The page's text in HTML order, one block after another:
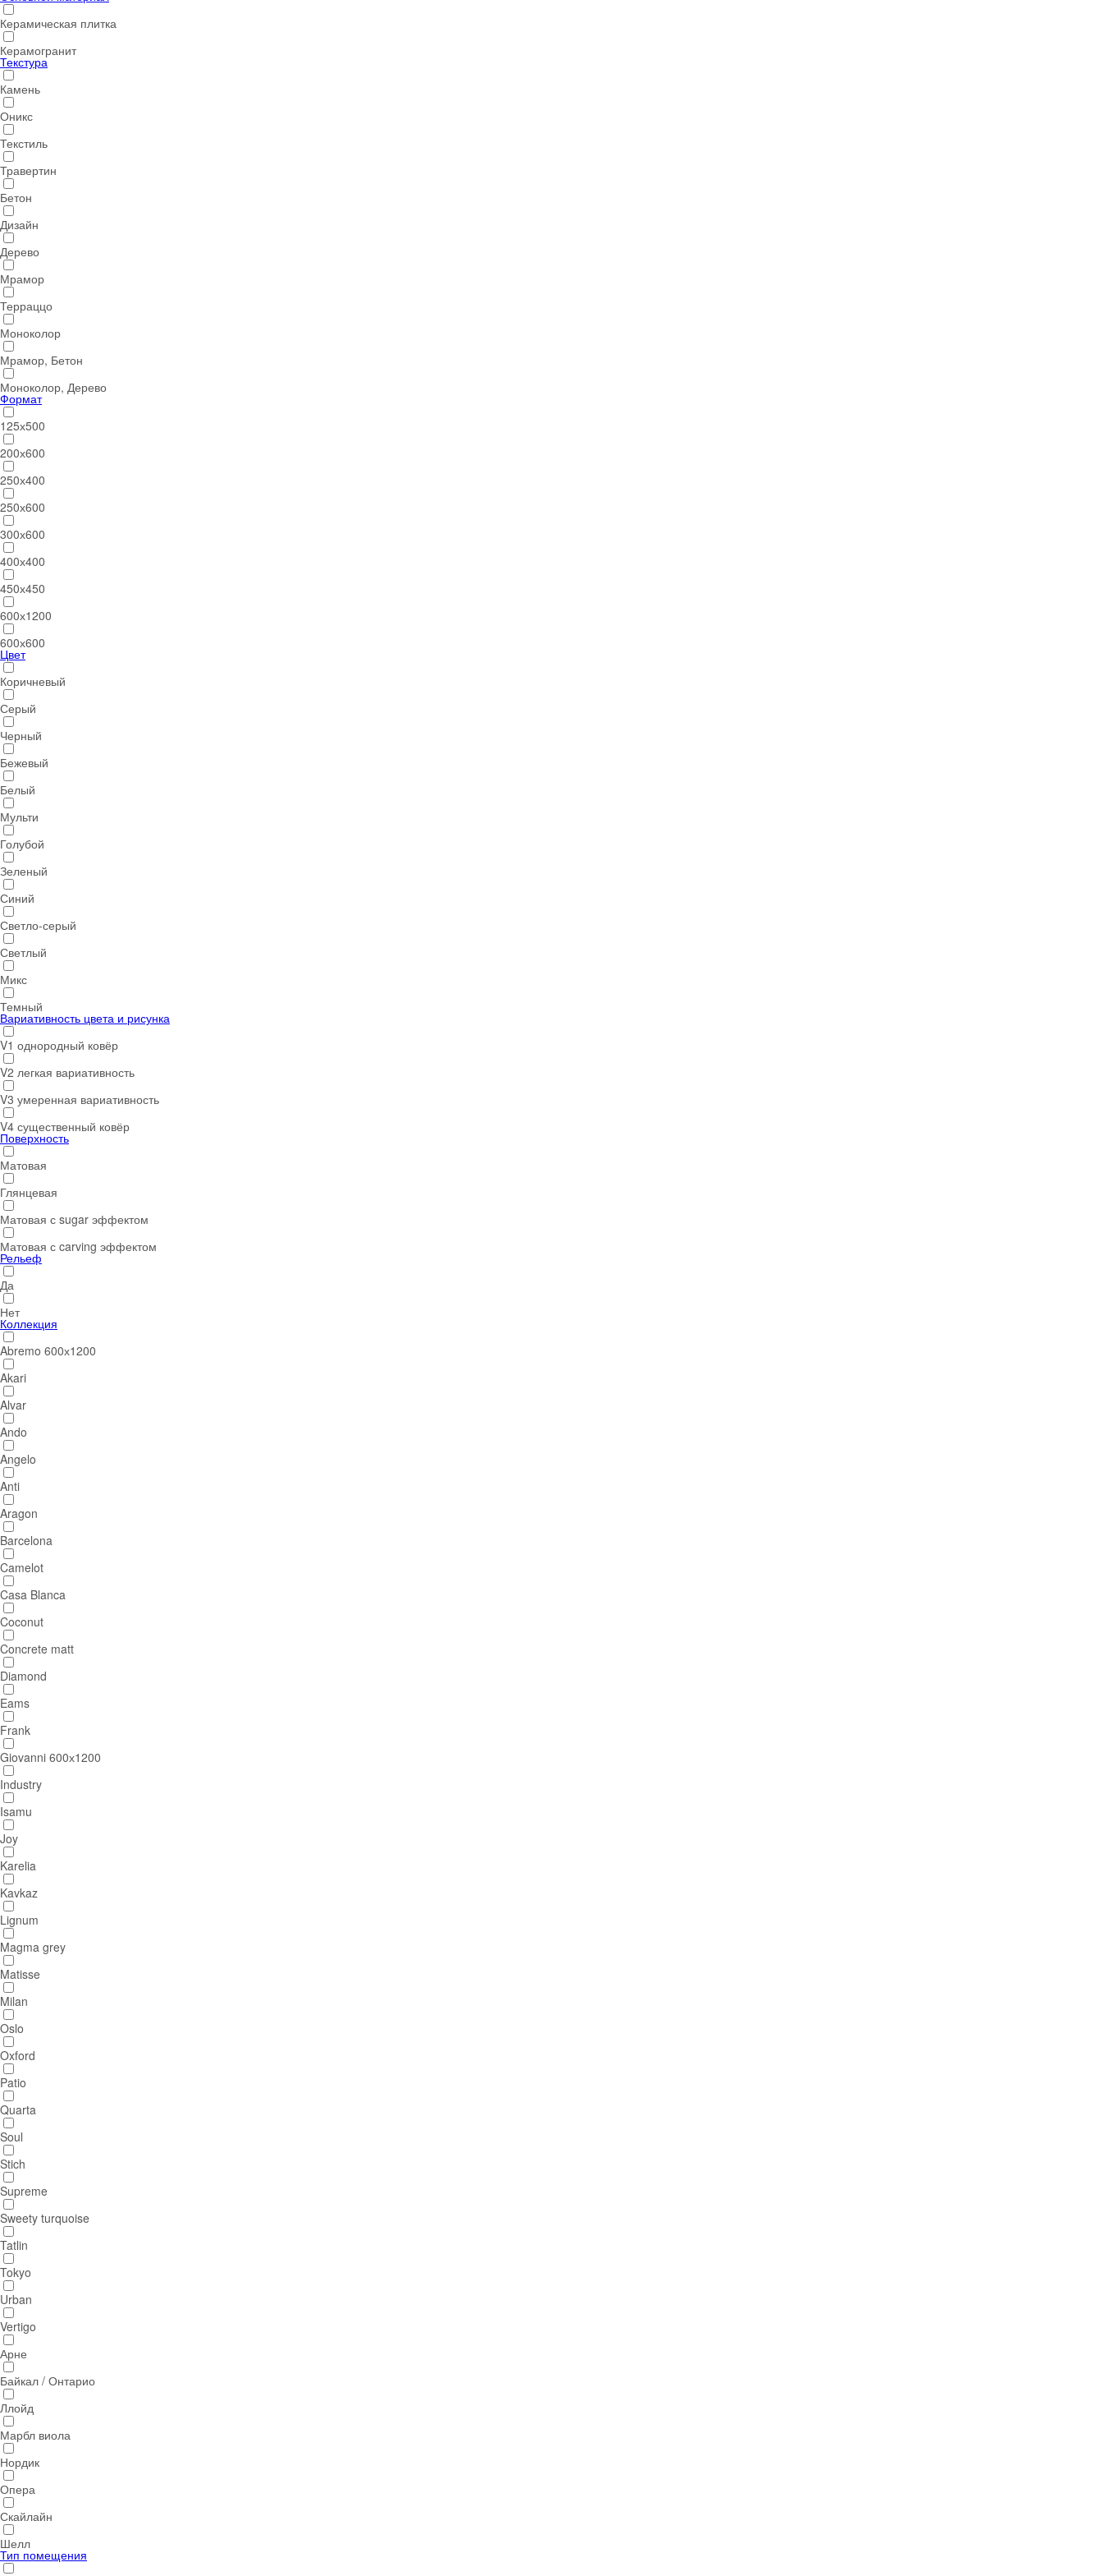
Керамическая плитка
Керамогранит
Текстура
Камень
Оникс
Текстиль
Травертин
Бетон
Дизайн
Дерево
Мрамор
Терраццо
Моноколор
Мрамор, Бетон
Моноколор, Дерево
Формат
125х500
200х600
250х400
250х600
300х600
400х400
450х450
600х1200
600х600
Цвет
Коричневый
Серый
Черный
Бежевый
Белый
Мульти
Голубой
Зеленый
Синий
Светло-серый
Светлый
Микс
Темный
Вариативность цвета и рисунка
V1 однородный ковёр
V2 легкая вариативность
V3 умеренная вариативность
V4 существенный ковёр
Поверхность
Матовая
Глянцевая
Матовая с sugar эффектом
Матовая с carving эффектом
Рельеф
Да
Нет
Коллекция
Abremo 600х1200
Akari
Alvar
Ando
Angelo
Anti
Aragon
Barcelona
Camelot
Casa Blanca
Coconut
Concrete matt
Diamond
Eams
Frank
Giovanni 600х1200
Industry
Isamu
Joy
Karelia
Kavkaz
Lignum
Magma grey
Matisse
Milan
Oslo
Oxford
Patio
Quarta
Soul
Stich
Supreme
Sweety turquoise
Tatlin
Tokyo
Urban
Vertigo
Арне
Байкал / Онтарио
Ллойд
Марбл виола
Нордик
Опера
Скайлайн
Шелл
Тип помещения